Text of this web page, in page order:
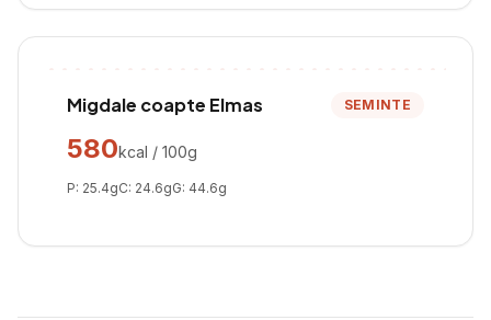
Migdale coapte Elmas SEMINTE
580kcal / 100g
P: 25.4gC: 24.6gG: 44.6g